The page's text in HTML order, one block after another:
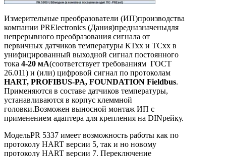
Измерительные преобразователи (ИП)производства
компании PRElectronics (Дания)предназначеныдля
непрерывного преобразования сигнала от
первичных датчиков температуры КТхх и ТСхх в
унифицированный выходной сигнал постоянного
тока 4-20 мА(соответствует требованиям ГОСТ
26.011) и (или) цифровой сигнал по протоколам
HART, PROFIBUS-PA, FOUNDATION Fieldbus.
Применяются в составе датчиков температуры,
устанавливаются в корпус клеммной
головки.Возможен выносной монтаж ИП с
применением адаптера для крепления на DINрейку.
МодельPR 5337 имеет возможность работы как по
протоколу HART версии 5, так и но новому
протоколу HART версии 7. Переключение